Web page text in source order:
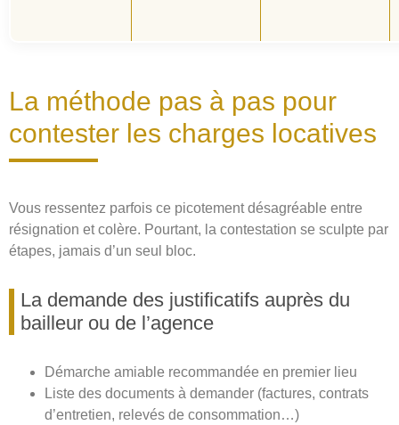
La méthode pas à pas pour
contester les charges locatives
Vous ressentez parfois ce picotement désagréable entre
résignation et colère. Pourtant, la contestation se sculpte par
étapes, jamais d’un seul bloc.
La demande des justificatifs auprès du
bailleur ou de l’agence
Démarche amiable recommandée en premier lieu
Liste des documents à demander (factures, contrats
d’entretien, relevés de consommation…)